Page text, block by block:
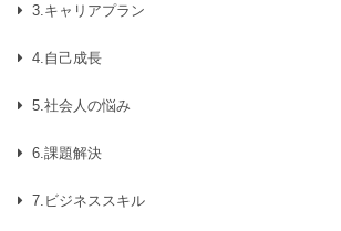
3.キャリアプラン
4.自己成長
5.社会人の悩み
6.課題解決
7.ビジネススキル